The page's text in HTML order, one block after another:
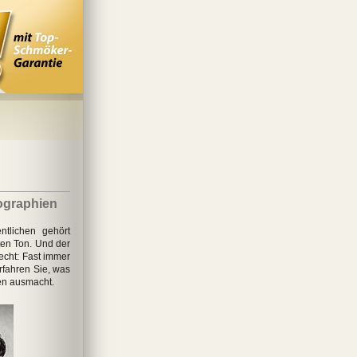
gehört
Ton. Und der
Fast immer
Sie, was
ausmacht.